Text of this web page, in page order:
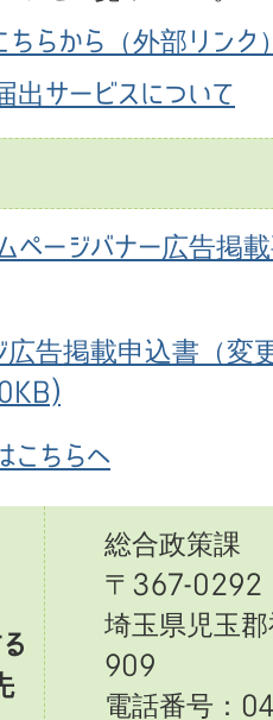
らから （外部リンク
サービスについて
ページバナー広告掲
広告掲載申込書（
こちらへ
総合政策課
〒367-0292
埼玉県児玉
909
電話番号：